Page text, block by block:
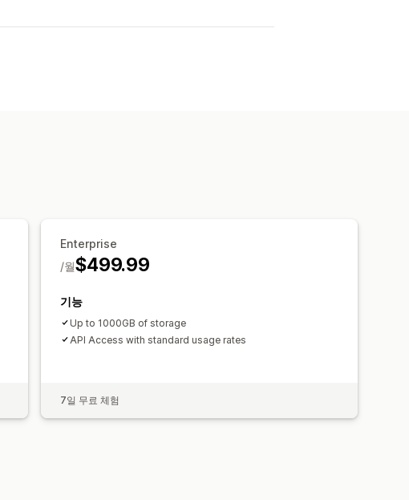
Enterprise
$499.99
/월
기능
Up to 1000GB of storage
API Access with standard usage rates
7일 무료 체험